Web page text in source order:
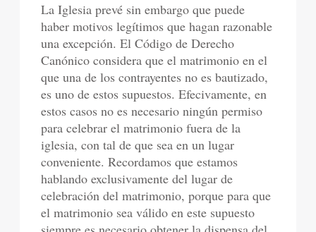
La Iglesia prevé sin embargo que puede
haber motivos legítimos que hagan razonable
una excepción. El Código de Derecho
Canónico considera que el matrimonio en el
que una de los contrayentes no es bautizado,
es uno de estos supuestos. Efecivamente, en
estos casos no es necesario ningún permiso
para celebrar el matrimonio fuera de la
iglesia, con tal de que sea en un lugar
conveniente. Recordamos que estamos
hablando exclusivamente del lugar de
celebración del matrimonio, porque para que
el matrimonio sea válido en este supuesto